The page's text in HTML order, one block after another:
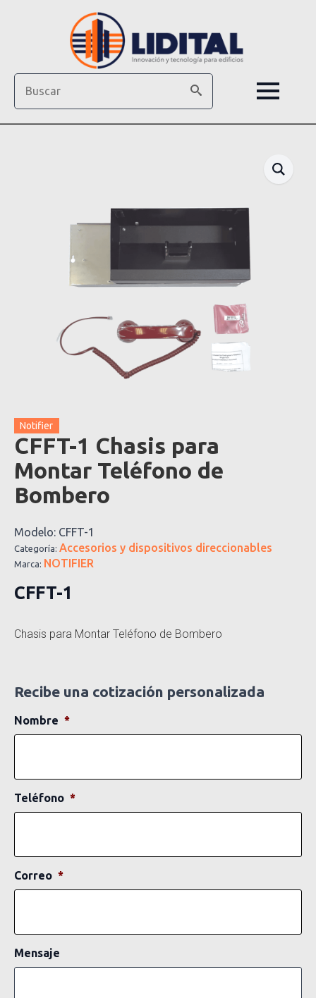
Notifier
CFFT-1 Chasis para
Montar Teléfono de
Bombero
Modelo: CFFT-1
Categoría: Accesorios y dispositivos direccionables
Marca: NOTIFIER
CFFT-1
Chasis para Montar Teléfono de Bombero
Recibe una cotización personalizada
Nombre *
Teléfono *
Correo *
Mensaje